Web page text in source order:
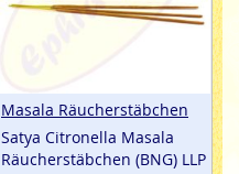
Masala Räucherstäbchen
Satya Citronella Masala
Räucherstäbchen (BNG) LLP